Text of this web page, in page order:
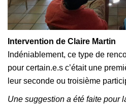
Intervention de Claire Martin
Indéniablement, ce type de
pour certain.e.s c’était une
leur seconde ou troisième
Une suggestion a été faite pour